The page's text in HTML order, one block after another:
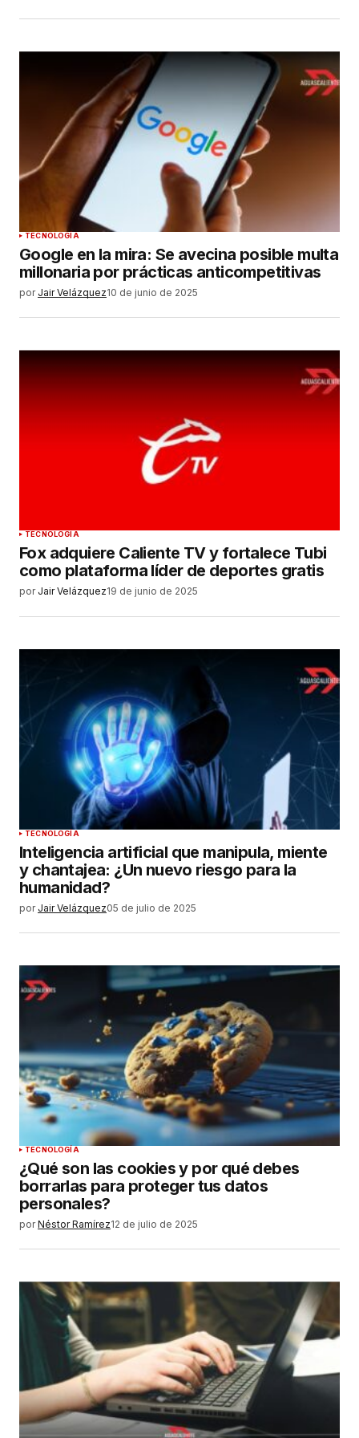
TECNOLOGÍA
Google en la mira: Se avecina posible multa
millonaria por prácticas anticompetitivas
por Jair Velázquez10 de junio de 2025
TECNOLOGÍA
Fox adquiere Caliente TV y fortalece Tubi
como plataforma líder de deportes gratis
por Jair Velázquez19 de junio de 2025
TECNOLOGÍA
Inteligencia artificial que manipula, miente
y chantajea: ¿Un nuevo riesgo para la
humanidad?
por Jair Velázquez05 de julio de 2025
TECNOLOGÍA
¿Qué son las cookies y por qué debes
borrarlas para proteger tus datos
personales?
por Néstor Ramírez12 de julio de 2025